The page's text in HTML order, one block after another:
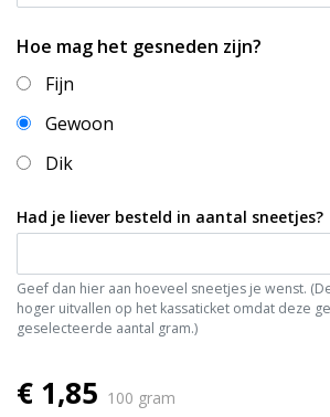
Hoe mag het gesneden zijn?
Fijn
Gewoon
Dik
Had je liever besteld in aantal sneetjes?
Geef dan hier aan hoeveel sneetjes je wenst.
hoger uitvallen op het kassaticket omdat deze
geselecteerde aantal gram.)
€ 1,85 100 gram